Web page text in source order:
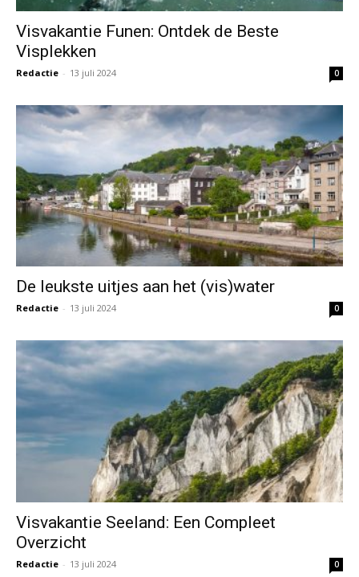
Visvakantie Funen: Ontdek de Beste
Visplekken
Redactie - 13 juli 2024 0
De leukste uitjes aan het (vis)water
Redactie - 13 juli 2024 0
Visvakantie Seeland: Een Compleet
Overzicht
Redactie - 13 juli 2024 0